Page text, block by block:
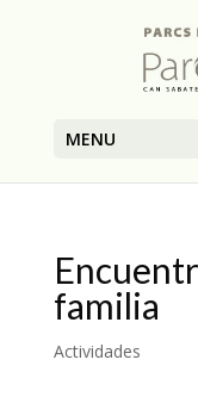
MENU
familia
Actividades